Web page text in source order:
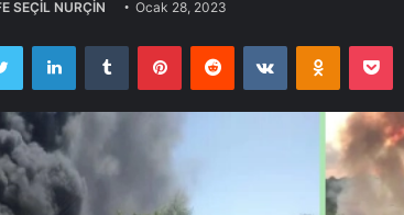
SEÇİL NURÇİN Ocak 28, 2023
Twitter LinkedInTumblr PinterestReddit VKontakte